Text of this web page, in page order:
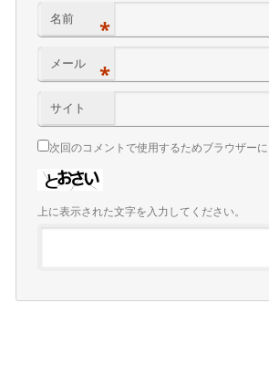
名前 *
メール *
サイト
次回のコメントで使用するためブラウザー
上に表示された文字を入力してください。